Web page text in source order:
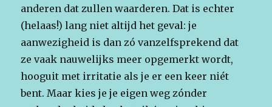
anderen dat zullen waarderen. Dat is echter
(helaas!) lang niet altijd het geval: je
aanwezigheid is dan zó vanzelfsprekend dat
ze vaak nauwelijks meer opgemerkt wordt,
hooguit met irritatie als je er een keer niét
bent. Maar kies je je eigen weg zónder